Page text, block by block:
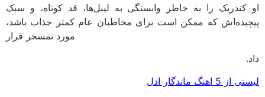
را به خاطر وابستگی به لیبل‌ها، قد کوتاه، و سبک
که ممکن است برای مخاطبان عام کمتر جذاب باشد،
مورد تمسخر قرار
اهنگ ماندگار ادل